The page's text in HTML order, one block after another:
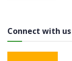
Connect with us